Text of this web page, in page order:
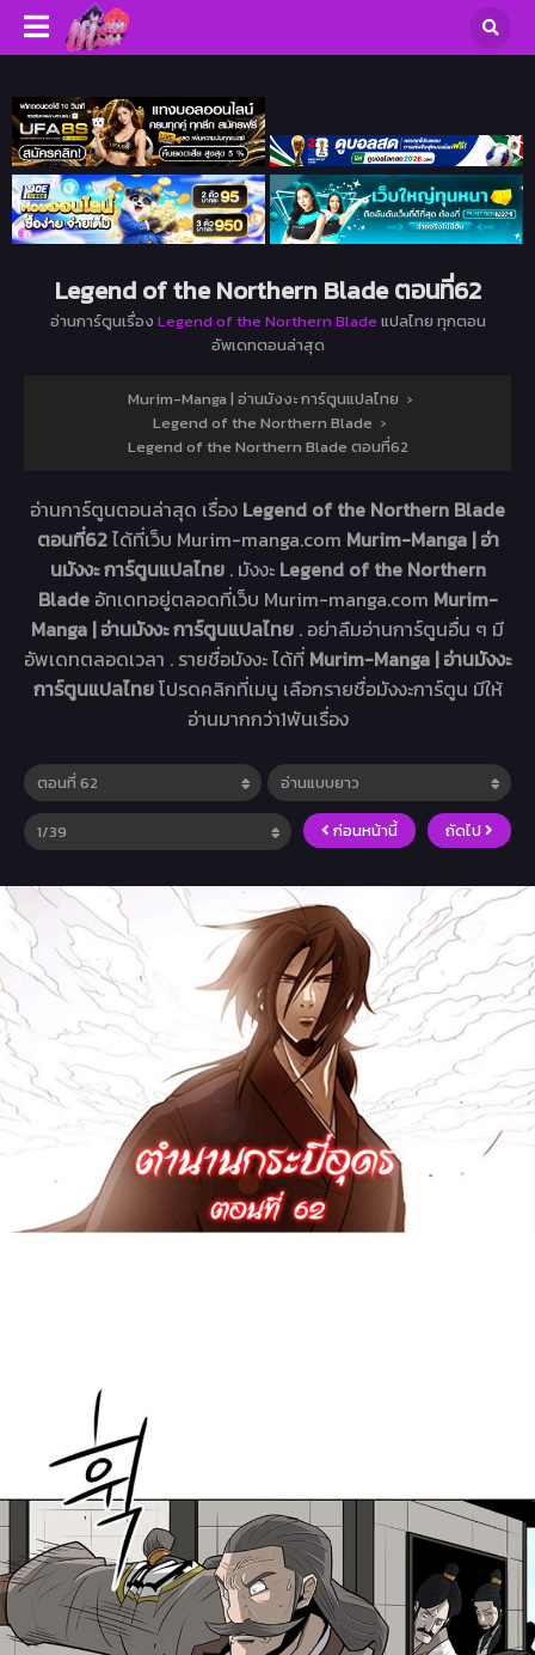
Legend of the Northern Blade ตอนที่62
อ่านการ์ตูนเรื่อง Legend of the Northern Blade แปลไทย ทุกตอน
อัพเดทตอนล่าสุด
Murim-Manga | อ่านมังงะ การ์ตูนแปลไทย ›
Legend of the Northern Blade ›
Legend of the Northern Blade ตอนที่62
อ่านการ์ตูนตอนล่าสุด เรื่อง Legend of the Northern Blade
ตอนที่62ได้ที่เว็บ Murim-manga.com Murim-Manga | อ่า
นมังงะ การ์ตูนแปลไทย . มังงะ Legend of the Northern
Blade อัทเดทอยู่ตลอดที่เว็บ Murim-manga.com Murim-
Manga | อ่านมังงะ การ์ตูนแปลไทย . อย่าลืมอ่านการ์ตูนอื่น ๆ มี
อัพเดทตลอดเวลา . รายชื่อมังงะ ได้ที่ Murim-Manga | อ่านมังงะ
การ์ตูนแปลไทยโปรดคลิกที่เมนู เลือกรายชื่อมังงะการ์ตูน มีให้
อ่านมากกว่า1พันเรื่อง
ก่อนหน้านี้ ถัดไป